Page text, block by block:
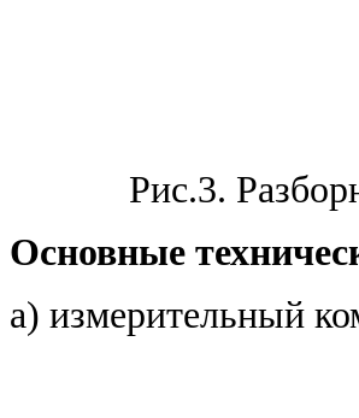
Рис.3.
Основные
а) измерительный